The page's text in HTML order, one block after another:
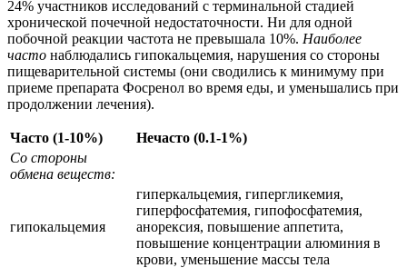
24% участников исследований с терминальной стадией
хронической почечной недостаточности. Ни для одной
побочной реакции частота не превышала 10%. Наиболее
часто наблюдались гипокальцемия, нарушения со стороны
пищеварительной системы (они сводились к минимуму при
приеме препарата Фосренол во время еды, и уменьшались при
продолжении лечения).
Часто (1-10%)
Нечасто (0.1-1%)
Со стороны
обмена веществ:
гипокальцемия
гиперкальцемия, гипергликемия,
гиперфосфатемия, гипофосфатемия,
анорексия, повышение аппетита,
повышение концентрации алюминия в
крови, уменьшение массы тела